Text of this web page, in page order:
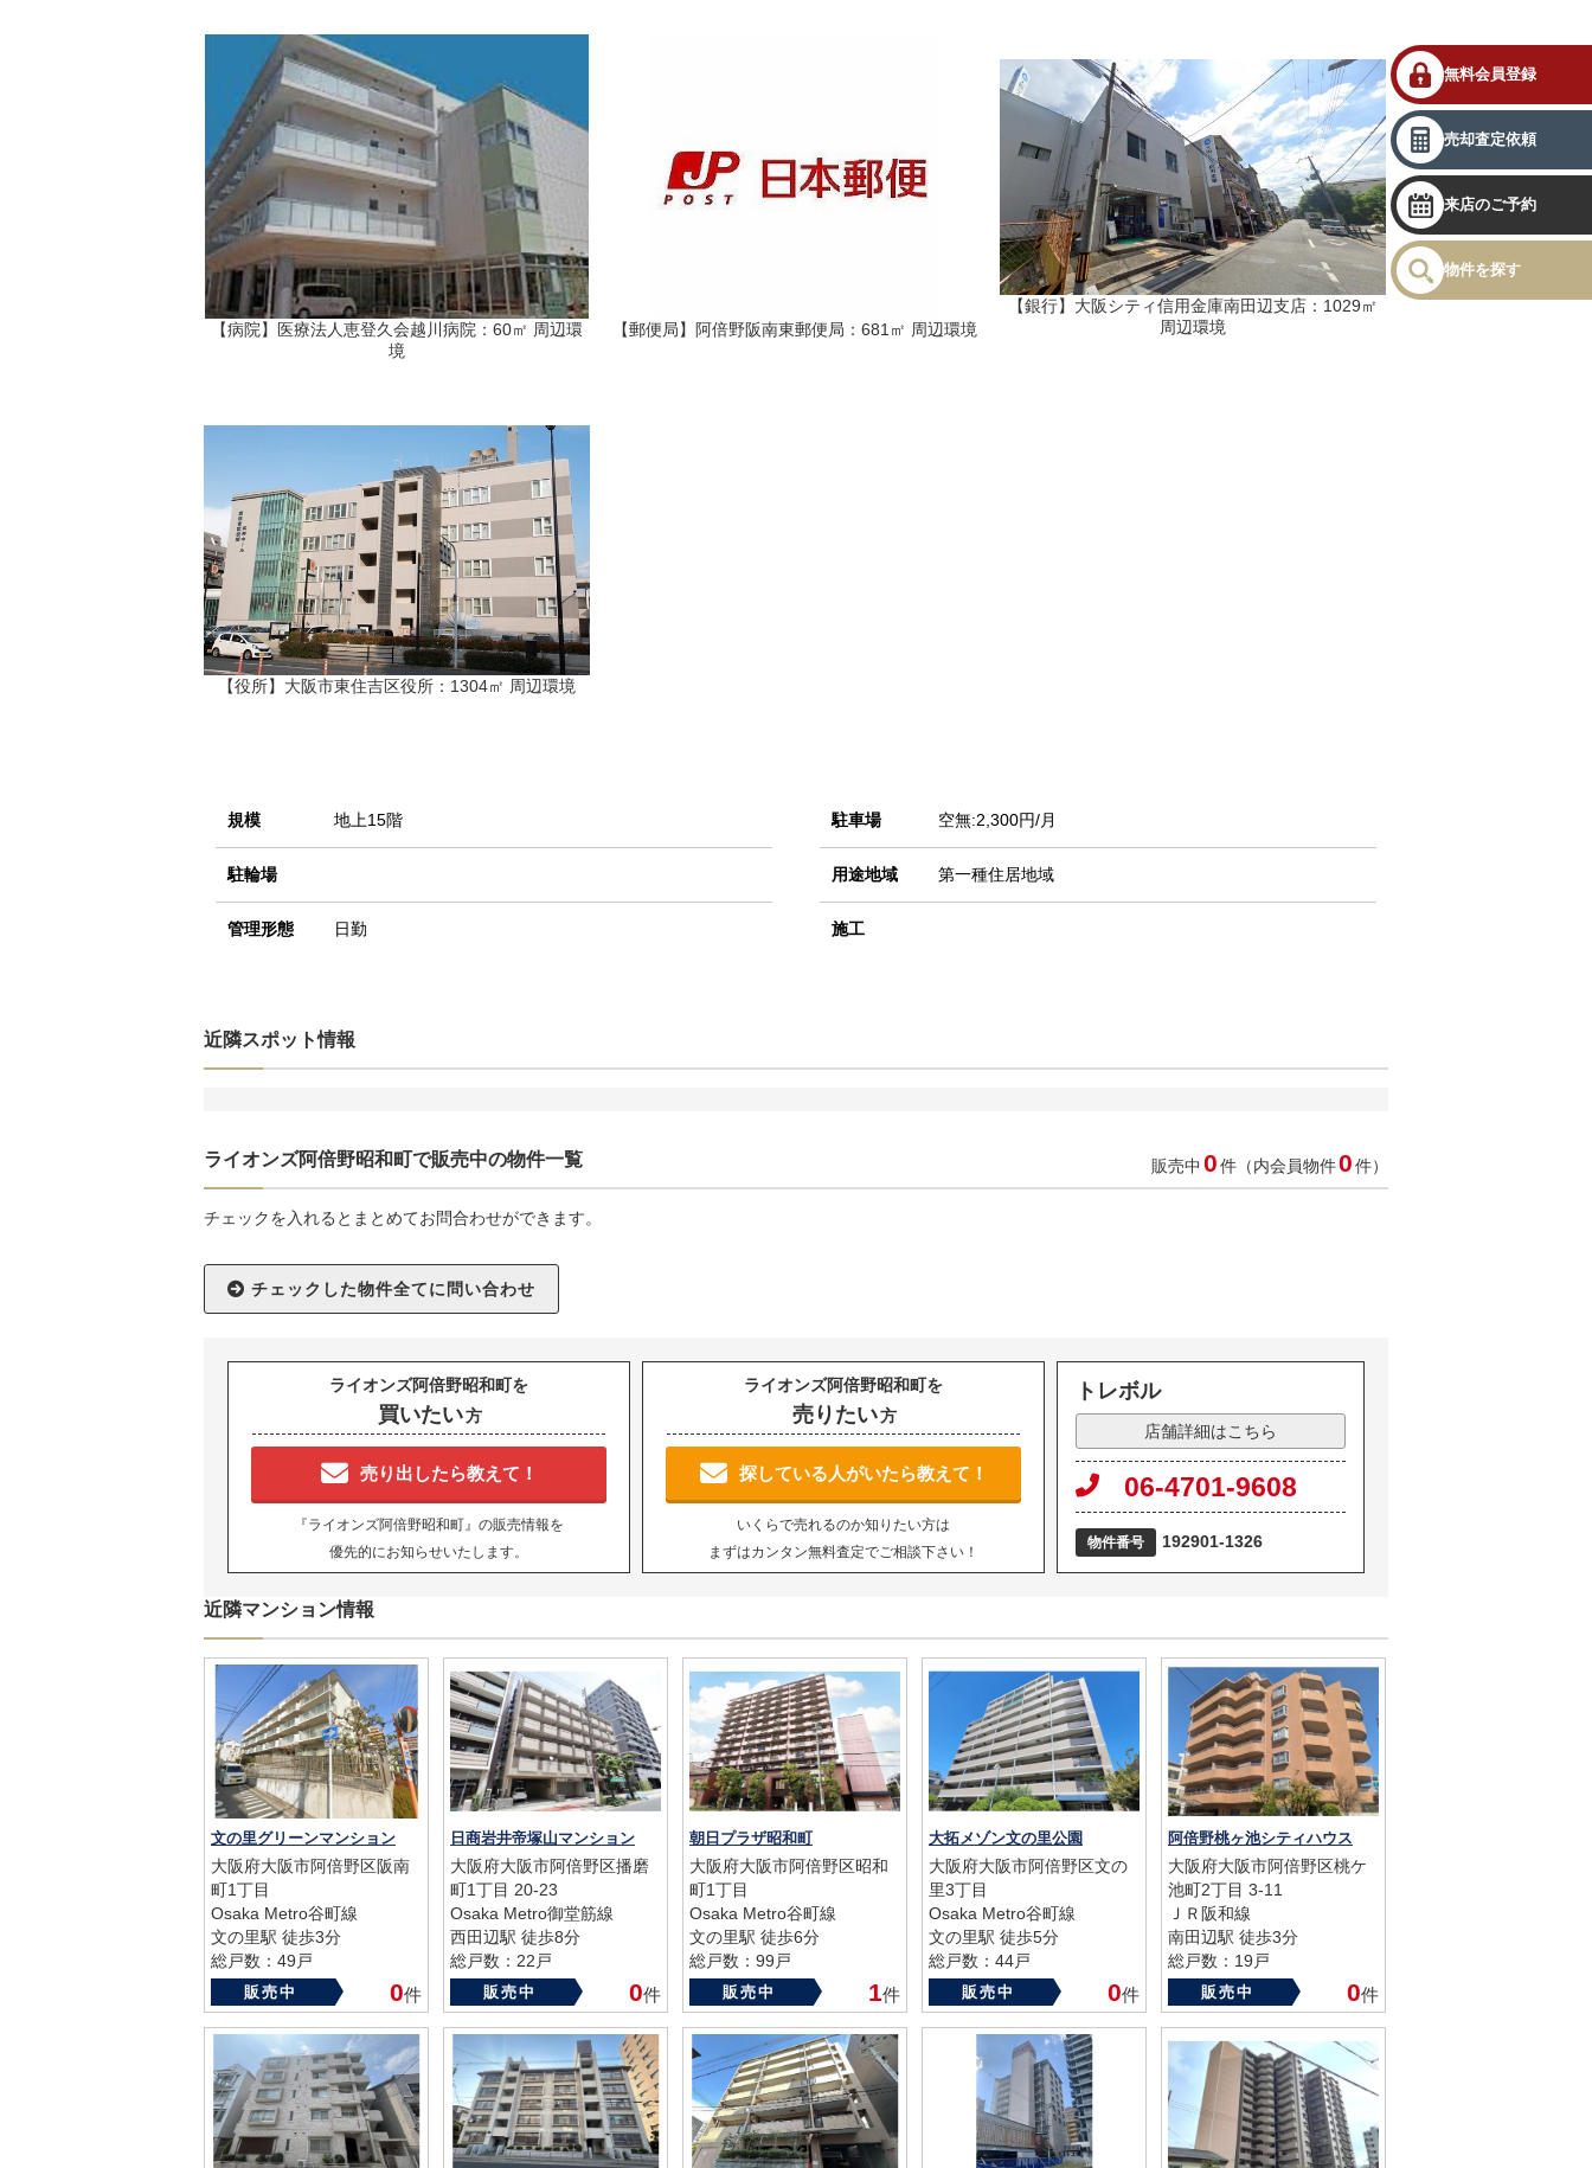
無料会員登録
売却査定依頼
来店のご予約
物件を探す
【病院】医療法人恵登久会越川病院：60㎡ 周辺環
境
【郵便局】阿倍野阪南東郵便局：681㎡ 周辺環境
【銀行】大阪シティ信用金庫南田辺支店：1029㎡
周辺環境
【役所】大阪市東住吉区役所：1304㎡ 周辺環境
規模 地上15階
駐輪場
管理形態 日勤
駐車場 空無:2,300円/月
用途地域 第一種住居地域
施工
近隣スポット情報
ライオンズ阿倍野昭和町で販売中の物件一覧 販売中 0件（内会員物件0件）
チェックを入れるとまとめてお問合わせができます。
ライオンズ阿倍野昭和町を
買いたい方
売り出したら教えて！
『ライオンズ阿倍野昭和町』の販売情報を
優先的にお知らせいたします。
ライオンズ阿倍野昭和町を
売りたい方
探している人がいたら教えて！
いくらで売れるのか知りたい方は
まずはカンタン無料査定でご相談下さい！
トレボル
店舗詳細はこちら
06-4701-9608
物件番号 192901-1326
近隣マンション情報
文の里グリーンマンション
大阪府大阪市阿倍野区阪南
町1丁目
Osaka Metro谷町線
文の里駅 徒歩3分
総戸数：49戸
築年数：1984年
販売中 0件
日商岩井帝塚山マンション
大阪府大阪市阿倍野区播磨
町1丁目 20-23
Osaka Metro御堂筋線
西田辺駅 徒歩8分
総戸数：22戸
築年数：1982年
販売中 0件
朝日プラザ昭和町
大阪府大阪市阿倍野区昭和
町1丁目
Osaka Metro谷町線
文の里駅 徒歩6分
総戸数：99戸
築年数：1982年
販売中 1件
大拓メゾン文の里公園
大阪府大阪市阿倍野区文の
里3丁目
Osaka Metro谷町線
文の里駅 徒歩5分
総戸数：44戸
築年数：1999年
販売中 0件
阿倍野桃ヶ池シティハウス
大阪府大阪市阿倍野区桃ケ
池町2丁目 3-11
ＪＲ阪和線
南田辺駅 徒歩3分
総戸数：19戸
築年数：1988年
販売中 0件